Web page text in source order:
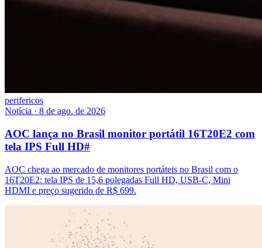
perifericos
Notícia · 8 de ago. de 2026
AOC lança no Brasil monitor portátil 16T20E2 com
tela IPS Full HD#
AOC chega ao mercado de monitores portáteis no Brasil com o
16T20E2: tela IPS de 15,6 polegadas Full HD, USB-C, Mini
HDMI e preço sugerido de R$ 699.